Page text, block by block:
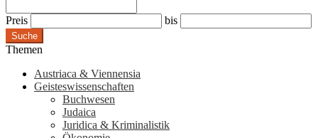
Preis bis
Suche
Themen
Austriaca & Viennensia
Geisteswissenschaften
Buchwesen
Judaica
Juridica & Kriminalistik